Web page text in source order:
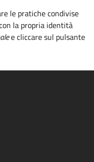
le pratiche condivise
la propria identità
e cliccare sul pulsante